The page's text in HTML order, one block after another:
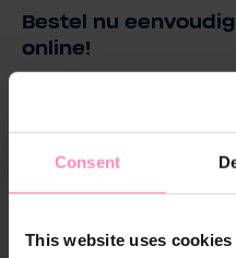
Consent
This website uses cookies
Bestel nu
online!
Belangrijke dagen in je
moeder- en vaderdag,
speciale gelegenheden
gewoon tussendoor om
gelukkig te maken.
onlineshop. Na